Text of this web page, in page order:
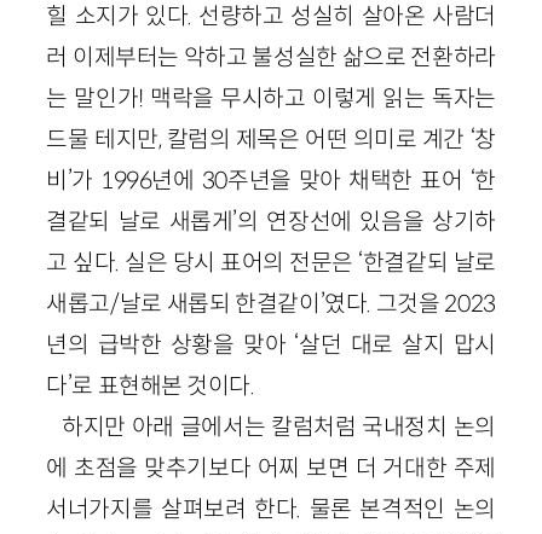
힐 소지가 있다. 선량하고 성실히 살아온 사람더
러 이제부터는 악하고 불성실한 삶으로 전환하라
는 말인가! 맥락을 무시하고 이렇게 읽는 독자는
드물 테지만, 칼럼의 제목은 어떤 의미로 계간 ‘창
비’가 1996년에 30주년을 맞아 채택한 표어 ‘한
결같되 날로 새롭게’의 연장선에 있음을 상기하
고 싶다. 실은 당시 표어의 전문은 ‘한결같되 날로
새롭고/날로 새롭되 한결같이’였다. 그것을 2023
년의 급박한 상황을 맞아 ‘살던 대로 살지 맙시
다’로 표현해본 것이다.
하지만 아래 글에서는 칼럼처럼 국내정치 논의
에 초점을 맞추기보다 어찌 보면 더 거대한 주제
서너가지를 살펴보려 한다. 물론 본격적인 논의